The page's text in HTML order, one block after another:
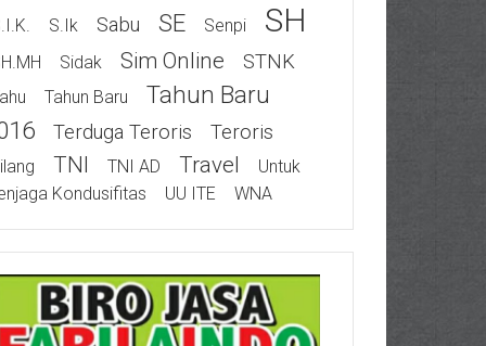
S.Ik Sabu SE Senpi SH
Sidak Sim Online STNK
Tahun Baru
Tahun Baru
Terduga Teroris Teroris
TNI TNI AD Travel
Untuk
Kondusifitas
UU ITE WNA